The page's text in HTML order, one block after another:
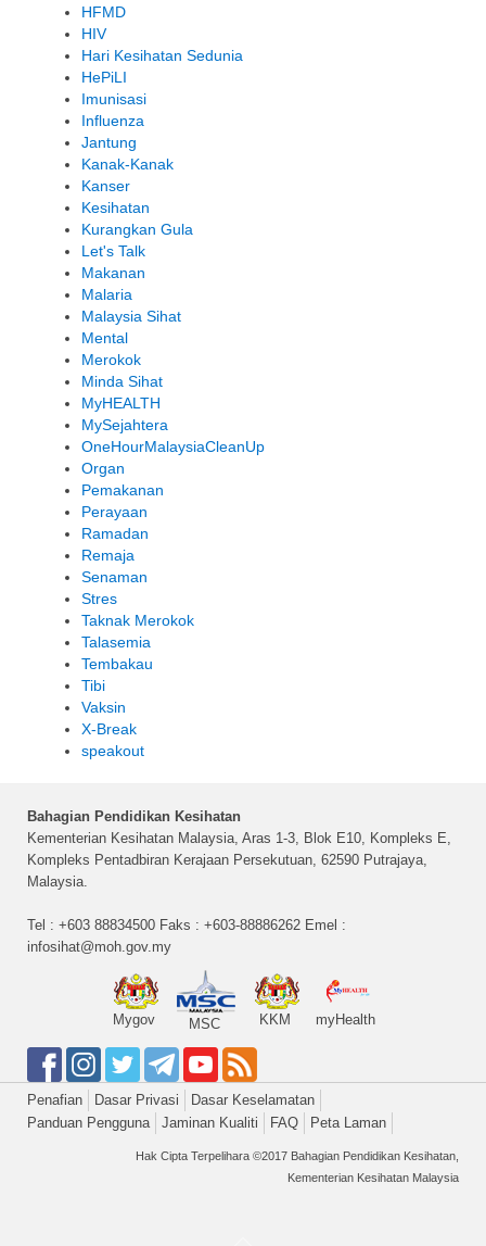
HFMD
HIV
Hari Kesihatan Sedunia
HePiLI
Imunisasi
Influenza
Jantung
Kanak-Kanak
Kanser
Kesihatan
Kurangkan Gula
Let's Talk
Makanan
Malaria
Malaysia Sihat
Mental
Merokok
Minda Sihat
MyHEALTH
MySejahtera
OneHourMalaysiaCleanUp
Organ
Pemakanan
Perayaan
Ramadan
Remaja
Senaman
Stres
Taknak Merokok
Talasemia
Tembakau
Tibi
Vaksin
X-Break
speakout
Bahagian Pendidikan Kesihatan
Kementerian Kesihatan Malaysia, Aras 1-3, Blok E10, Kompleks E,
Kompleks Pentadbiran Kerajaan Persekutuan, 62590 Putrajaya,
Malaysia.
Tel : +603 88834500 Faks : +603-88886262 Emel :
infosihat@moh.gov.my
Mygov MSC KKM myHealth
Penafian Dasar Privasi
Dasar Keselamatan
Panduan Pengguna
Jaminan Kualiti FAQ Peta Laman
Hak Cipta Terpelihara ©2017 Bahagian Pendidikan Kesihatan,
Kementerian Kesihatan Malaysia